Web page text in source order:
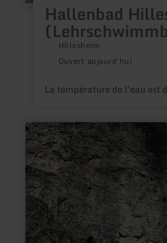
Hallenbad
Hillesheim
Ouvert aujourd'hui
La température de l'eau est
en
savoir
plus
sur
Klettern
am
Felsen
"Hustley"
im
Naturschutzgebiet